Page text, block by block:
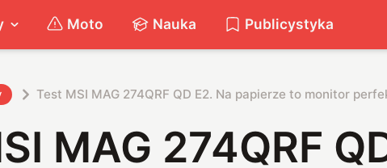
Moto Nauka Publicystyka
Test MSI MAG 274QRF QD E2. Na papierze to monitor
MAG 274QRF